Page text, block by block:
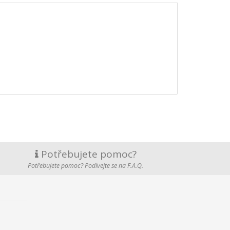
Potřebujete pomoc?
Potřebujete pomoc? Podívejte se na F.A.Q.